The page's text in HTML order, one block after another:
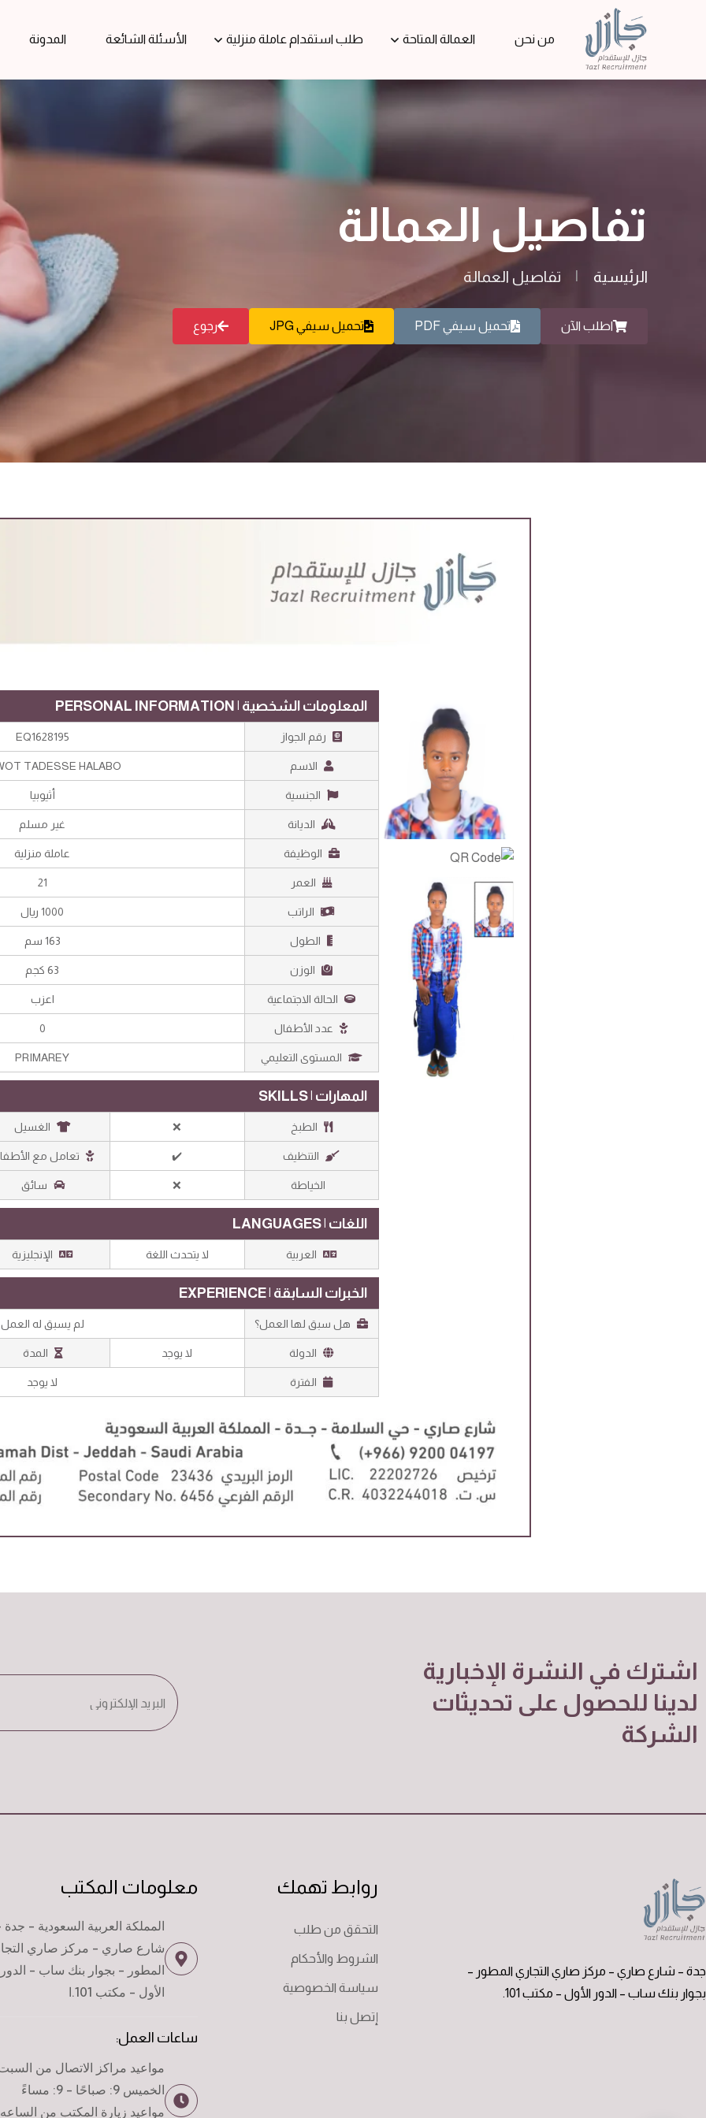
من نحن العمالة المتاحة طلب استقدام عاملة منزلية الأسئلة الشائعة المدونة
تفاصيل العمالة
الرئيسية تفاصيل العمالة
اطلب الآن تحميل سيفي PDF تحميل سيفي JPG رجوع
المعلومات الشخصية | PERSONAL INFORMATION
رقم الجواز EQ1628195
الاسم TADESSE HALABO
الجنسية أثيوبيا
الديانة غير مسلم
الوظيفة عاملة منزلية
العمر 21
الراتب 1000 ريال
الطول 163 سم
الوزن 63 كجم
الحالة الاجتماعية اعزب
عدد الأطفال 0
المستوى التعليمي PRIMAREY
المهارات | SKILLS
الطبخ ❌ الغسيل
التنظيف ✔️ تعامل مع
الخياطة ❌ سائق
اللغات | LANGUAGES
العربية لا يتحدث اللغة الإنجليزية
الخبرات السابقة | EXPERIENCE
هل سبق لها العمل؟ لم يسبق له العمل
الدولة لا يوجد المدة
الفترة لا يوجد
اشترك في النشرة الإخبارية
لدينا للحصول على تحديثات
الشركة
جدة – شارع صاري – مركز صاري التجاري المطور –
بجوار بنك ساب – الدور الأول – مكتب 101.
روابط تهمك
التحقق من طلب
الشروط والأحكام
سياسة الخصوصية
إتصل بنا
معلومات المكتب
المملكة العربية السعودية -
شارع صاري - مركز صاري
المطور - بجوار بنك ساب - الدور
الأول - مكتب 101.ا
ساعات العمل:
مواعيد مراكز الاتصال من
الخميس 9: صباحًا - 9: مساءً